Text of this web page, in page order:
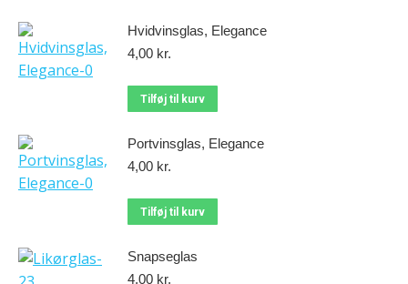
Hvidvinsglas, Elegance
4,00 kr.
Tilføj til kurv
Portvinsglas, Elegance
4,00 kr.
Tilføj til kurv
Snapseglas
4,00 kr.